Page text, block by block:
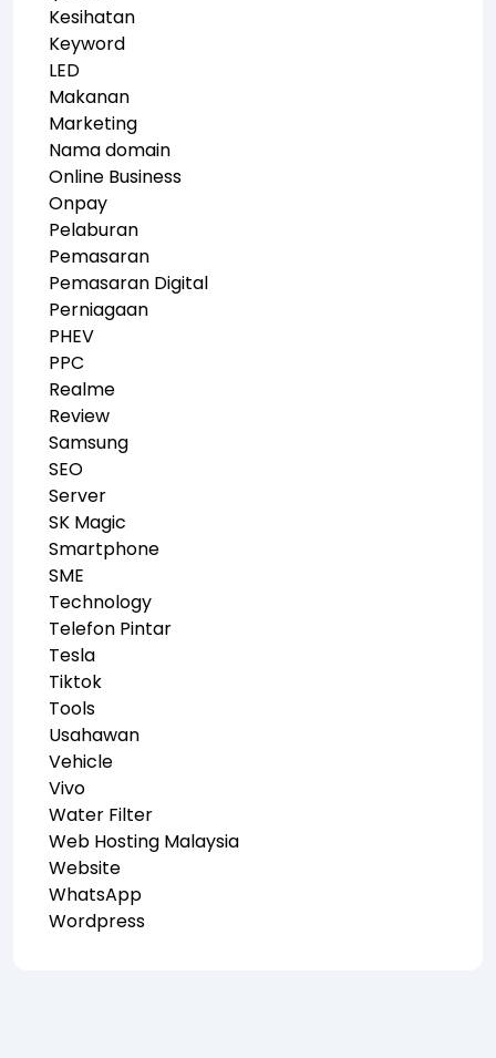
Kesihatan
Keyword
LED
Makanan
Marketing
Nama domain
Online Business
Onpay
Pelaburan
Pemasaran
Pemasaran Digital
Perniagaan
PHEV
PPC
Realme
Review
Samsung
SEO
Server
SK Magic
Smartphone
SME
Technology
Telefon Pintar
Tesla
Tiktok
Tools
Usahawan
Vehicle
Vivo
Water Filter
Web Hosting Malaysia
Website
WhatsApp
Wordpress